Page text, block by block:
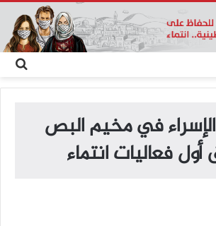
عن
في مخيم البص
فعاليات انتماء